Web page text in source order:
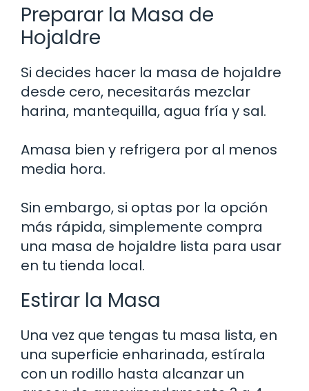
Preparar la Masa de
Hojaldre
Si decides hacer la masa de hojaldre
desde cero, necesitarás mezclar
harina, mantequilla, agua fría y sal.
Amasa bien y refrigera por al menos
media hora.
Sin embargo, si optas por la opción
más rápida, simplemente compra
una masa de hojaldre lista para usar
en tu tienda local.
Estirar la Masa
Una vez que tengas tu masa lista, en
una superficie enharinada, estírala
con un rodillo hasta alcanzar un